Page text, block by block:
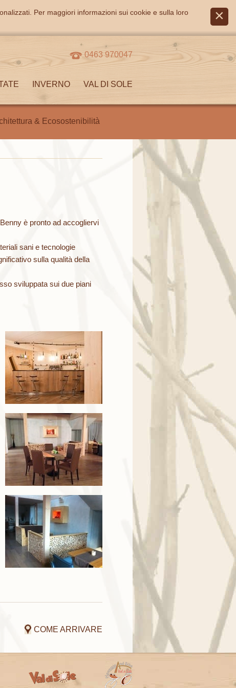
Per maggiori informazioni sui cookie e sulla loro
INVERNO VAL DI SOLE
& Ecosostenibilità
0463 970047
è pronto ad accogliervi
sani e tecnologie
sulla qualità della
sviluppata sui due piani
COME ARRIVARE